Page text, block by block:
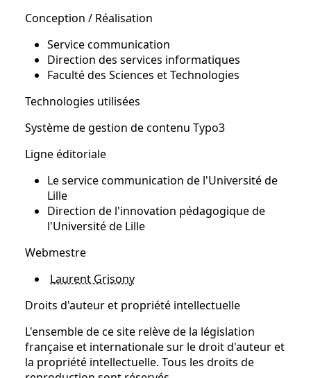
Conception / Réalisation
Service communication
Direction des services informatiques
Faculté des Sciences et Technologies
Technologies utilisées
Système de gestion de contenu Typo3
Ligne éditoriale
Le service communication de l'Université de
Lille
Direction de l'innovation pédagogique de
l'Université de Lille
Webmestre
Laurent Grisony
Droits d'auteur et propriété intellectuelle
L'ensemble de ce site relève de la législation
française et internationale sur le droit d'auteur et
la propriété intellectuelle. Tous les droits de